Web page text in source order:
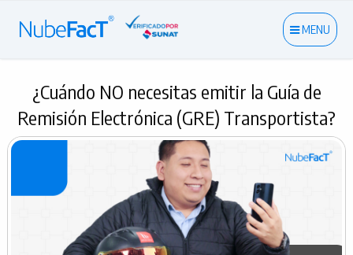
MENU
¿Cuándo NO necesitas emitir la Guía de
Remisión Electrónica (GRE) Transportista?